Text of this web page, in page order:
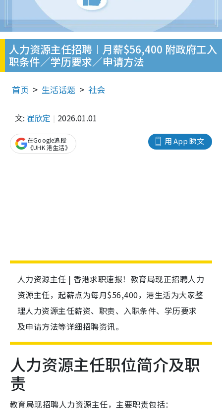
人力资源主任招聘︱月薪$56,400 附政府工入
职条件／学历要求／申请方法
首页 生活话题 社会
文: 崔欣定 2026.01.01
用 App 睇文
在Google追蹤
《UHK 港生活》
人力资源主任 | 香港求职速报！教育局现正招聘人力
资源主任，起薪点为每月$56,400，港生活为大家整
理人力资源主任薪资、职责、入职条件、学历要求
及申请方法等详细招聘资讯。
人力资源主任职位简介及职
责
教育局现招聘人力资源主任，主要职责包括：